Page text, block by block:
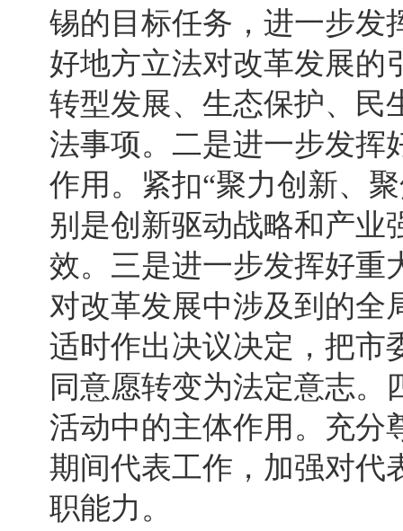
锡的目标任务，进一步发
好地方立法对改革发展的
转型发展、生态保护、民
法事项。二是进一步发挥
作用。紧扣“聚力创新、
别是创新驱动战略和产业
效。三是进一步发挥好重
对改革发展中涉及到的全
适时作出决议决定，把市
同意愿转变为法定意志。
活动中的主体作用。充分
期间代表工作，加强对代
职能力。